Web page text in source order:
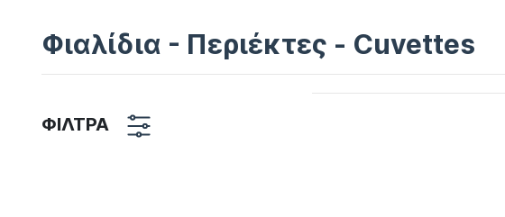
Φιαλίδια - Περιέκτες - Cuvettes
ΦΙΛΤΡΑ